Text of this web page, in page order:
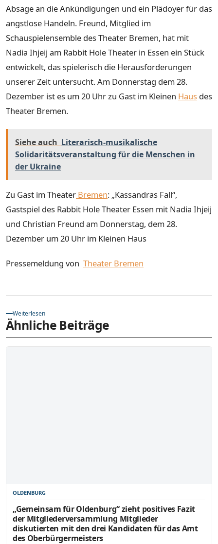
Absage an die Ankündigungen und ein Plädoyer für das
angstlose Handeln. Freund, Mitglied im
Schauspielensemble des Theater Bremen, hat mit
Nadia Ihjeij am Rabbit Hole Theater in Essen ein Stück
entwickelt, das spielerisch die Herausforderungen
unserer Zeit untersucht. Am Donnerstag dem 28.
Dezember ist es um 20 Uhr zu Gast im Kleinen Haus des
Theater Bremen.
Siehe auch Literarisch-musikalische
Solidaritätsveranstaltung für die Menschen in
der Ukraine
Zu Gast im Theater Bremen: „Kassandras Fall“,
Gastspiel des Rabbit Hole Theater Essen mit Nadia Ihjeij
und Christian Freund am Donnerstag, dem 28.
Dezember um 20 Uhr im Kleinen Haus
Pressemeldung von Theater Bremen
Weiterlesen
Ähnliche Beiträge
OLDENBURG
„Gemeinsam für Oldenburg“ zieht positives Fazit
der Mitgliederversammlung Mitglieder
diskutierten mit den drei Kandidaten für das Amt
des Oberbürgermeisters